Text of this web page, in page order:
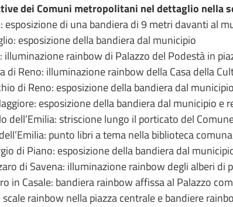
dei Comuni metropolitani nel dettaglio nella
esposizione di una bandiera di 9 metri davanti al
esposizione della bandiera dal municipio
illuminazione rainbow di Palazzo del Podestà in
di Reno: illuminazione rainbow della Casa della
di Reno: esposizione della bandiera dal municipio
esposizione della bandiera dal municipio
dell’Emilia: striscione lungo il porticato del
punto libri a tema nella biblioteca
di Piano: esposizione della bandiera dal
di Savena: illuminazione rainbow degli alberi di
in Casale: bandiera rainbow affissa al Palazzo
rainbow nella piazza centrale e bandiere